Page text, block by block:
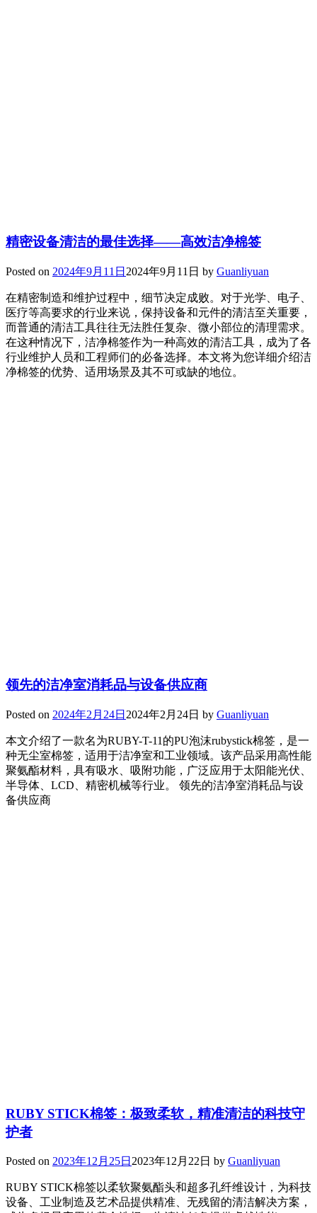
精密设备清洁的最佳选择——高效洁净棉签
Posted on 2024年9月11日 2024年9月11日 by Guanliyuan
在精密制造和维护过程中，细节决定成败。对于光学、电子、
医疗等高要求的行业来说，保持设备和元件的清洁至关重要，
而普通的清洁工具往往无法胜任复杂、微小部位的清理需求。
在这种情况下，洁净棉签作为一种高效的清洁工具，成为了各
行业维护人员和工程师们的必备选择。本文将为您详细介绍洁
净棉签的优势、适用场景及其不可或缺的地位。
领先的洁净室消耗品与设备供应商
Posted on 2024年2月24日 2024年2月24日 by Guanliyuan
本文介绍了一款名为RUBY-T-11的PU泡沫rubystick棉签，是一
种无尘室棉签，适用于洁净室和工业领域。该产品采用高性能
聚氨酯材料，具有吸水、吸附功能，广泛应用于太阳能光伏、
半导体、LCD、精密机械等行业。 领先的洁净室消耗品与设
备供应商
RUBY STICK棉签：极致柔软，精准清洁的科技守
护者
Posted on 2023年12月25日 2023年12月22日 by Guanliyuan
RUBY STICK棉签以柔软聚氨酯头和超多孔纤维设计，为科技
设备、工业制造及艺术品提供精准、无残留的清洁解决方案，